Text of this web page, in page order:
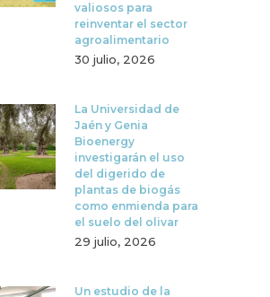
valiosos para
reinventar el sector
agroalimentario
30 julio, 2026
La Universidad de
Jaén y Genia
Bioenergy
investigarán el uso
del digerido de
plantas de biogás
como enmienda para
el suelo del olivar
29 julio, 2026
Un estudio de la